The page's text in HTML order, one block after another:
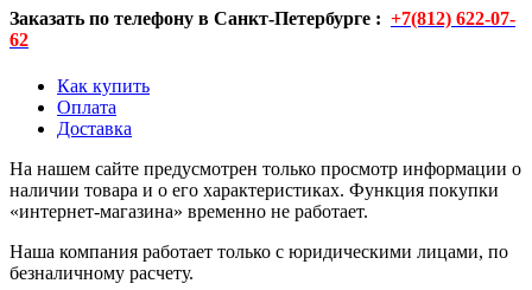
Заказать по телефону в Санкт-Петербурге : +7(812) 622-07-
62
Как купить
Оплата
Доставка
На нашем сайте предусмотрен только просмотр информации о
наличии товара и о его характеристиках. Функция покупки
«интернет-магазина» временно не работает.
Наша компания работает только с юридическими лицами, по
безналичному расчету.